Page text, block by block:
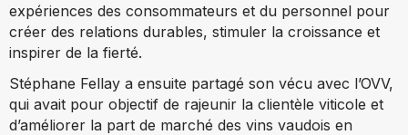
expériences des consommateurs et du personnel pour
créer des relations durables, stimuler la croissance et
inspirer de la fierté.
Stéphane Fellay a ensuite partagé son vécu avec l’OVV,
qui avait pour objectif de rajeunir la clientèle viticole et
d’améliorer la part de marché des vins vaudois en